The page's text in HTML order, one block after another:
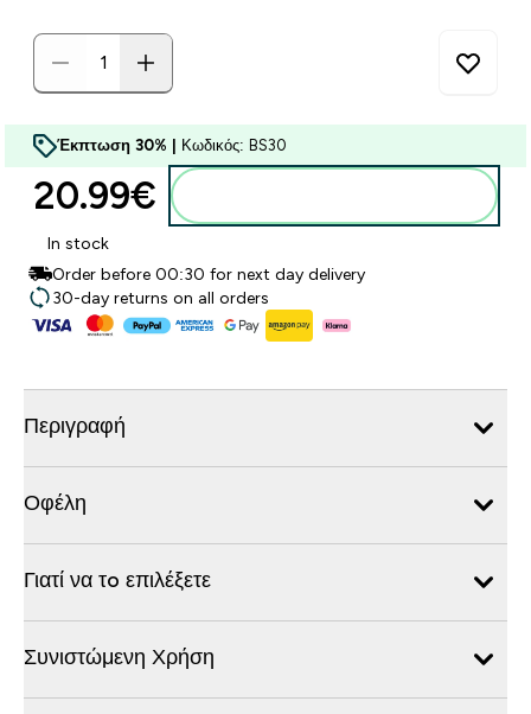
Έκπτωση 30% | Κωδικός: BS30
20.99€‎
In stock
Order before 00:30 for next day delivery
30-day returns on all orders
Περιγραφή
Οφέλη
Γιατί να τo επιλέξετε
Συνιστώμενη Χρήση